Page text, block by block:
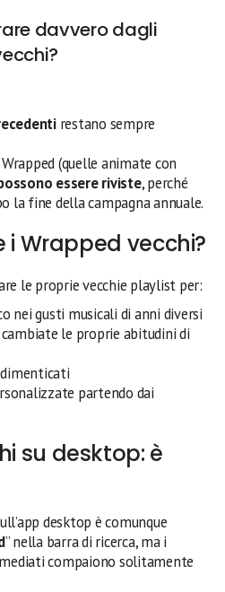
davvero dagli
restano sempre
(quelle animate con
essere riviste, perché
la fine della campagna annuale.
i Wrapped vecchi?
le proprie vecchie playlist per:
nei gusti musicali di anni diversi
le proprie abitudini di
partendo dai
su desktop: è
desktop è comunque
” nella barra di ricerca, ma i
compaiono solitamente